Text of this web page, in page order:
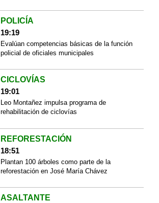
POLICÍA
19:19
Evalúan competencias básicas de la función
policial de oficiales municipales
CICLOVÍAS
19:01
Leo Montañez impulsa programa de
rehabilitación de ciclovías
REFORESTACIÓN
18:51
Plantan 100 árboles como parte de la
reforestación en José María Chávez
ASALTANTE